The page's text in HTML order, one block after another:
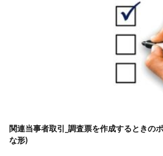
関連当事者取引_調査票を作成するときの
な形)